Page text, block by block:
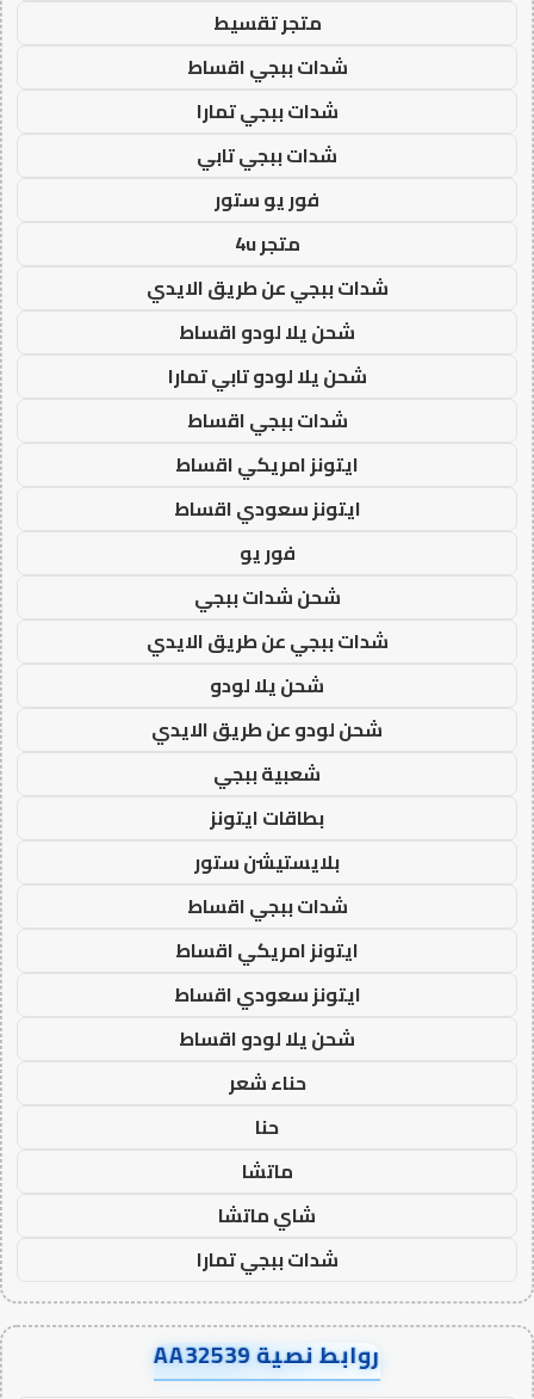
متجر تقسيط
شدات ببجي اقساط
شدات ببجي تمارا
شدات ببجي تابي
فور يو ستور
متجر 4u
شدات ببجي عن طريق الايدي
شحن يلا لودو اقساط
شحن يلا لودو تابي تمارا
شدات ببجي اقساط
ايتونز امريكي اقساط
ايتونز سعودي اقساط
فور يو
شحن شدات ببجي
شدات ببجي عن طريق الايدي
شحن يلا لودو
شحن لودو عن طريق الايدي
شعبية ببجي
بطاقات ايتونز
بلايستيشن ستور
شدات ببجي اقساط
ايتونز امريكي اقساط
ايتونز سعودي اقساط
شحن يلا لودو اقساط
حناء شعر
حنا
ماتشا
شاي ماتشا
شدات ببجي تمارا
روابط نصية AA32539